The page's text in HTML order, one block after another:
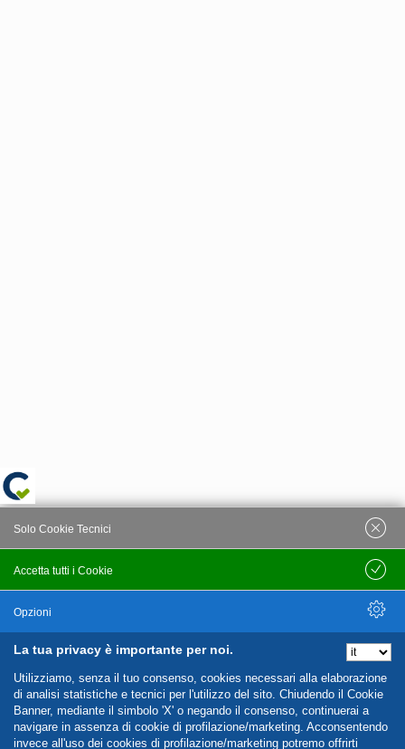
La tua privacy è importante per noi.
Utilizziamo, senza il tuo consenso, cookies necessari alla elaborazione
di analisi statistiche e tecnici per l'utilizzo del sito. Chiudendo il Cookie
Banner, mediante il simbolo 'X' o negando il consenso, continuerai a
navigare in assenza di cookie di profilazione/marketing. Acconsentendo
invece all'uso dei cookies di profilazione/marketing potremo offrirti
Accetta tutti i Cookie
Solo Cookie Tecnici
Salva
Opzioni
Nascondi Opzioni